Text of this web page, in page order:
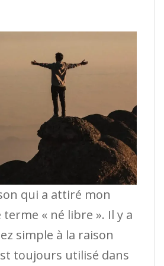
qui a attiré mon
« né libre ». Il y a
simple à la raison
toujours utilisé dans